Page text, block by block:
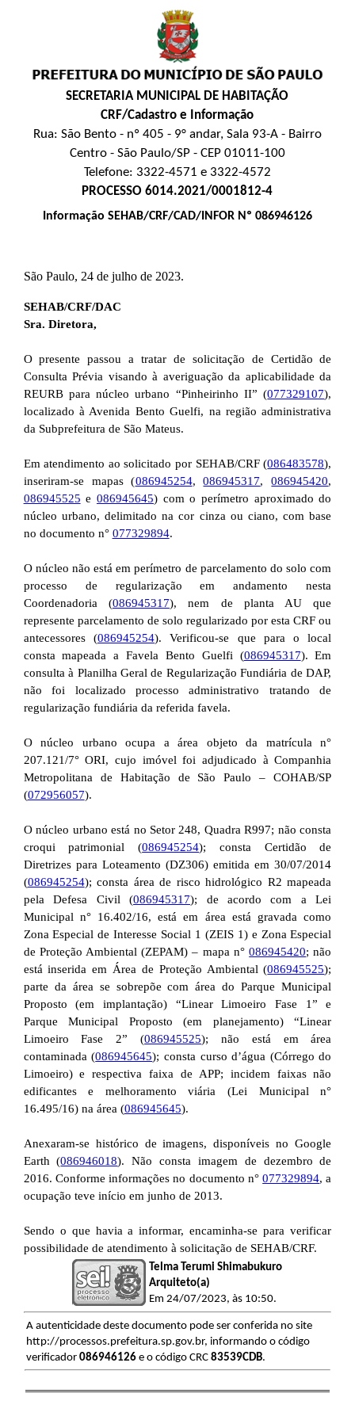
SECRETARIA MUNICIPAL DE HABITAÇÃO
CRF/Cadastro e Informação
Rua: São Bento - nº 405 - 9° andar, Sala 93-A - Bairro
Centro - São Paulo/SP - CEP 01011-100
Telefone: 3322-4571 e 3322-4572
PROCESSO 6014.2021/0001812-4
Informação SEHAB/CRF/CAD/INFOR Nº 086946126
São Paulo, 24 de julho de 2023.
SEHAB/CRF/DAC
Sra. Diretora,
O presente passou a tratar de solicitação de Certidão de
Consulta Prévia visando à averiguação da aplicabilidade da
REURB para núcleo urbano “Pinheirinho II” (077329107),
localizado à Avenida Bento Guelfi, na região administrativa
da Subprefeitura de São Mateus.
Em atendimento ao solicitado por SEHAB/CRF (086483578),
inseriram-se mapas (086945254,086945317,086945420,
086945525 e 086945645) com o perímetro aproximado do
núcleo urbano, delimitado na cor cinza ou ciano, com base
no documento n° 077329894.
O núcleo não está em perímetro de parcelamento do solo com
processo de regularização em andamento nesta
Coordenadoria (086945317), nem de planta AU que
represente parcelamento de solo regularizado por esta CRF ou
antecessores (086945254). Verificou-se que para o local
consta mapeada a Favela Bento Guelfi (086945317). Em
consulta à Planilha Geral de Regularização Fundiária de DAP,
não foi localizado processo administrativo tratando de
regularização fundiária da referida favela.
O núcleo urbano ocupa a área objeto da matrícula n°
207.121/7° ORI, cujo imóvel foi adjudicado à Companhia
Metropolitana de Habitação de São Paulo – COHAB/SP
(072956057).
O núcleo urbano está no Setor 248, Quadra R997; não consta
croqui patrimonial (086945254); consta Certidão de
Diretrizes para Loteamento (DZ306) emitida em 30/07/2014
(086945254); consta área de risco hidrológico R2 mapeada
pela Defesa Civil (086945317); de acordo com a Lei
Municipal n° 16.402/16, está em área está gravada como
Zona Especial de Interesse Social 1 (ZEIS 1) e Zona Especial
de Proteção Ambiental (ZEPAM) – mapa n°086945420; não
está inserida em Área de Proteção Ambiental (086945525);
parte da área se sobrepõe com área do Parque Municipal
Proposto (em implantação) “Linear Limoeiro Fase 1” e
Parque Municipal Proposto (em planejamento) “Linear
Limoeiro Fase 2” (086945525); não está em área
contaminada (086945645); consta curso d’água (Córrego do
Limoeiro) e respectiva faixa de APP; incidem faixas não
edificantes e melhoramento viária (Lei Municipal n°
16.495/16) na área (086945645).
Anexaram-se histórico de imagens, disponíveis no Google
Earth (086946018). Não consta imagem de dezembro de
2016. Conforme informações no documento n°077329894, a
ocupação teve início em junho de 2013.
Sendo o que havia a informar, encaminha-se para verificar
possibilidade de atendimento à solicitação de SEHAB/CRF.
Telma Terumi Shimabukuro
Arquiteto(a)
Em 24/07/2023, às 10:50.
A autenticidade deste documento pode ser conferida no site
http://processos.prefeitura.sp.gov.br, informando o código
verificador 086946126e o código CRC 83539CDB.